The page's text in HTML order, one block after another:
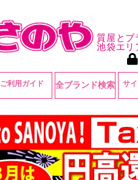
質屋とブ
池袋エリ
ご利用ガイド 全ブランド検索 サ